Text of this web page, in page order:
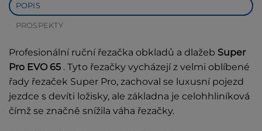
POPIS
PROSPEKTY
Profesionální ruční řezačka obkladů a dlažeb Super
Pro EVO 65 . Tyto řezačky vycházejí z velmi oblíbené
řady řezaček Super Pro, zachoval se luxusní pojezd
jezdce s devíti ložisky, ale základna je celohhliníková
čímž se značně snížila váha řezačky.